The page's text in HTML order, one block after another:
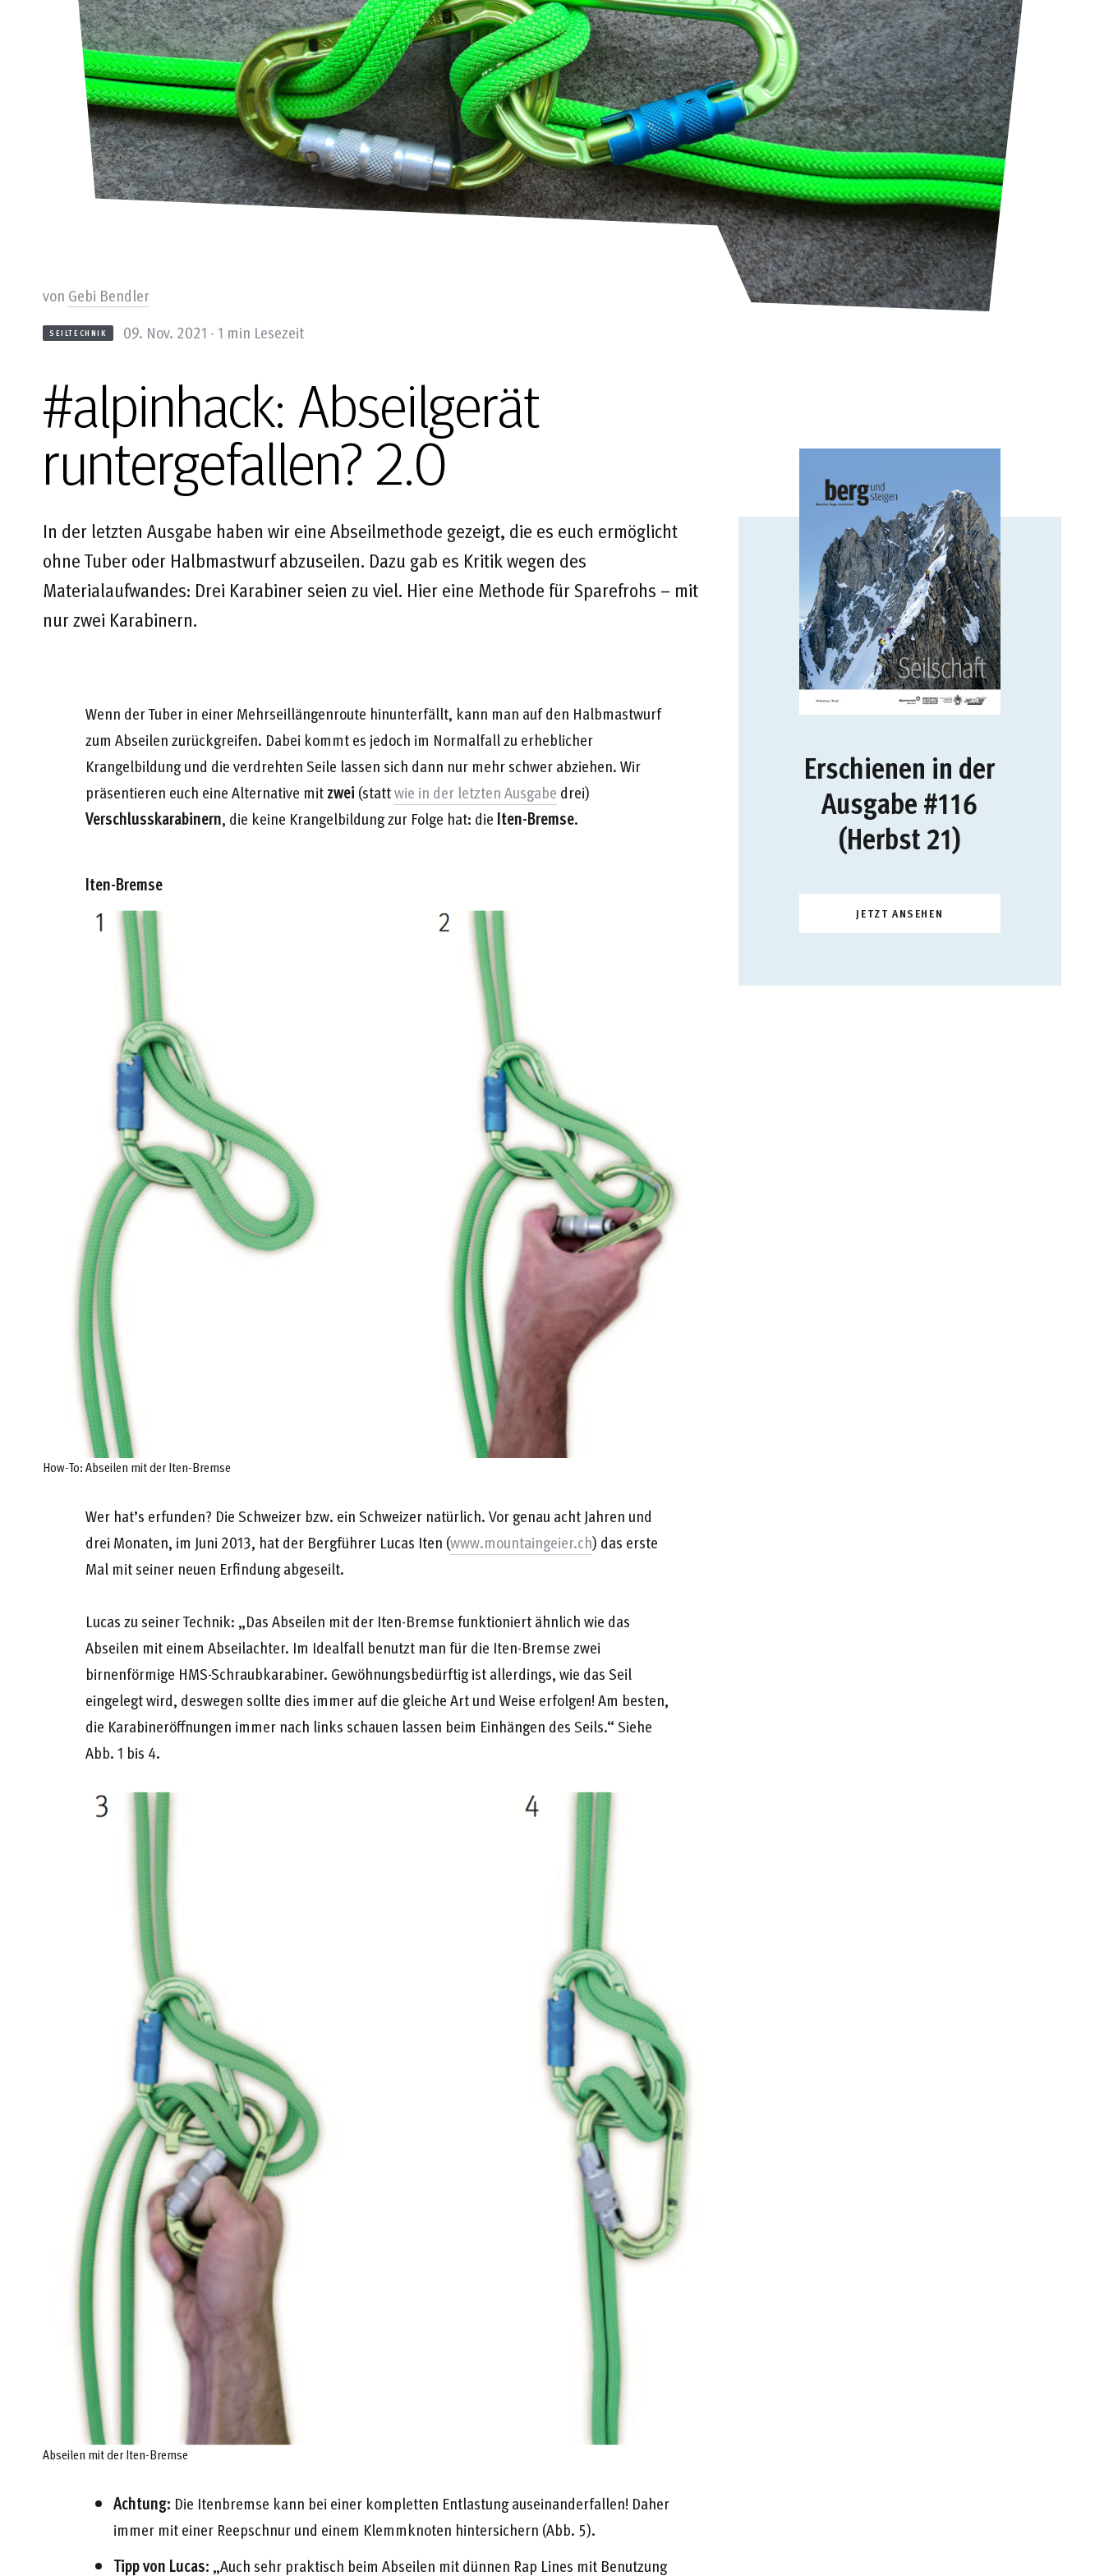
von Gebi Bendler
SEILTECHNIK 09. Nov. 2021 - 1 min Lesezeit
#alpinhack: Abseilgerät
runtergefallen? 2.0
In der letzten Ausgabe haben wir eine Abseilmethode gezeigt, die es euch ermöglicht
ohne Tuber oder Halbmastwurf abzuseilen. Dazu gab es Kritik wegen des
Materialaufwandes: Drei Karabiner seien zu viel. Hier eine Methode für Sparefrohs – mit
nur zwei Karabinern.
Wenn der Tuber in einer Mehrseillängenroute hinunterfällt, kann man auf den Halbmastwurf
zum Abseilen zurückgreifen. Dabei kommt es jedoch im Normalfall zu erheblicher
Krangelbildung und die verdrehten Seile lassen sich dann nur mehr schwer abziehen. Wir
präsentieren euch eine Alternative mitzwei (stattwie in der letzten Ausgabe drei)
Verschlusskarabinern, die keine Krangelbildung zur Folge hat: die Iten-Bremse.
Iten-Bremse
How-To: Abseilen mit der Iten-Bremse
Wer hat’s erfunden? Die Schweizer bzw. ein Schweizer natürlich. Vor genau acht Jahren und
drei Monaten, im Juni 2013, hat der Bergführer Lucas Iten (www.mountaingeier.ch) das erste
Mal mit seiner neuen Erfindung abgeseilt.
Lucas zu seiner Technik: „Das Abseilen mit der Iten-Bremse funktioniert ähnlich wie das
Abseilen mit einem Abseilachter. Im Idealfall benutzt man für die Iten-Bremse zwei
birnenförmige HMS-Schraubkarabiner. Gewöhnungsbedürftig ist allerdings, wie das Seil
eingelegt wird, deswegen sollte dies immer auf die gleiche Art und Weise erfolgen! Am besten,
die Karabineröffnungen immer nach links schauen lassen beim Einhängen des Seils.“ Siehe
Abb. 1 bis 4.
Abseilen mit der Iten-Bremse
Achtung: Die Itenbremse kann bei einer kompletten Entlastung auseinanderfallen! Daher
immer mit einer Reepschnur und einem Klemmknoten hintersichern (Abb. 5).
Tipp von Lucas: „Auch sehr praktisch beim Abseilen mit dünnen Rap Lines mit Benutzung
Erschienen in der
Ausgabe #116
(Herbst 21)
JETZT ANSEHEN